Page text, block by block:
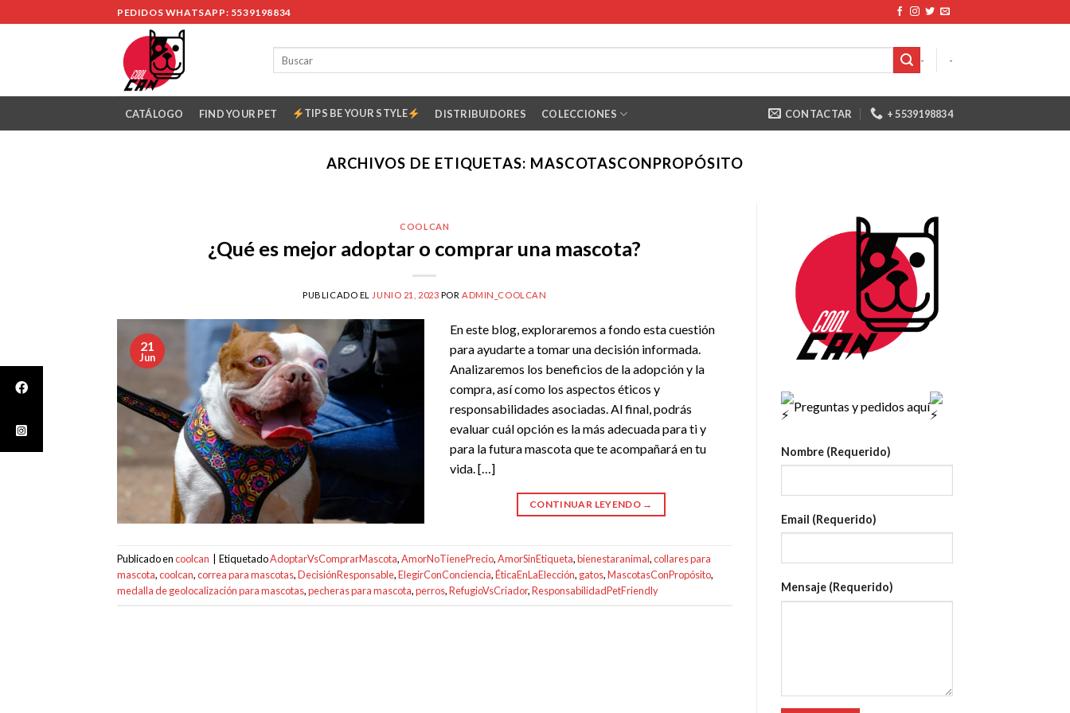
to
PEDIDOS WHATSAPP: 5539198834
- -
CATÁLOGO FIND YOUR PET TIPS BE YOUR STYLE DISTRIBUIDORES COLECCIONES CONTACTAR + 5539198834
ARCHIVOS DE ETIQUETAS: MASCOTASCONPROPÓSITO
COOLCAN
¿Qué es mejor adoptar o comprar una mascota?
PUBLICADO EL JUNIO 21, 2023 PORADMIN_COOLCAN
21
Jun
En este blog, exploraremos a fondo esta cuestión
para ayudarte a tomar una decisión informada.
Analizaremos los beneficios de la adopción y la
compra, así como los aspectos éticos y
responsabilidades asociadas. Al final, podrás
evaluar cuál opción es la más adecuada para ti y
para la futura mascota que te acompañará en tu
vida. […]
CONTINUAR LEYENDO →
Publicado encoolcan EtiquetadoAdoptarVsComprarMascota,AmorNoTienePrecio,AmorSinEtiqueta,bienestaranimal,collares para
mascota,coolcan,correa para mascotas,DecisiónResponsable,ElegirConConciencia,ÉticaEnLaElección, gatos,MascotasConPropósito,
medalla de geolocalización para mascotas,pecheras para mascota,perros,RefugioVsCriador,ResponsabilidadPetFriendly
Preguntas y pedidos aquí
Nombre (Requerido)
Email (Requerido)
Mensaje (Requerido)